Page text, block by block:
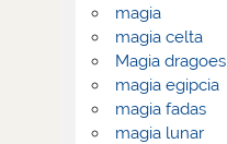
magia
magia celta
Magia dragoes
magia egipcia
magia fadas
magia lunar